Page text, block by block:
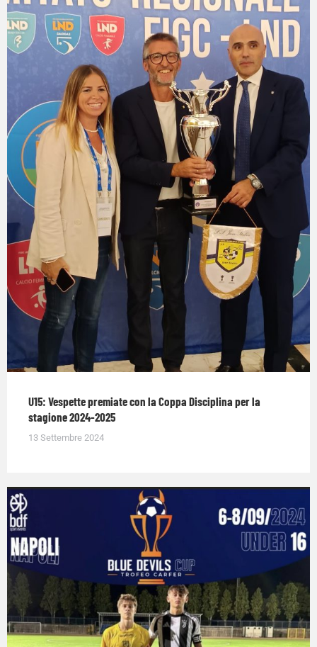
U15: Vespette premiate con la Coppa Disciplina per la
stagione 2024-2025
13 Settembre 2024